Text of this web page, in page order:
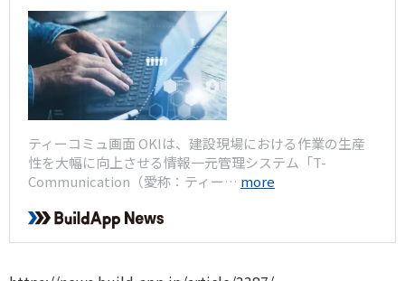
ティーコミュ画面 OKIは、建設現場における作業の生産
性を大幅に向上させる情報一元管理システム「T-
Communication（愛称：ティー… more